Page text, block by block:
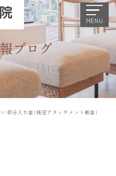
MENU
ブログ
い部分入れ歯(精密アタッチメント義歯)